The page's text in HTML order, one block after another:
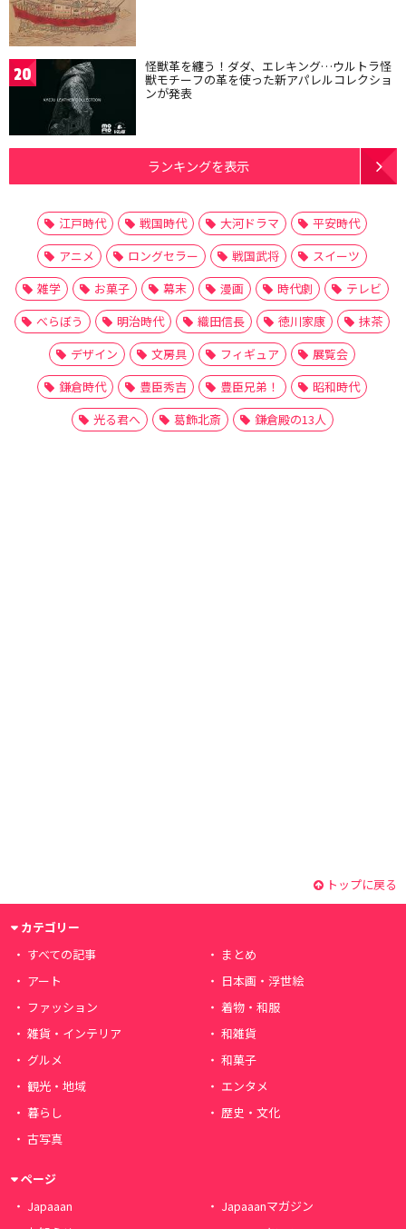
20 怪獣革を纏う！ダダ、エレキング…ウルトラ怪
獣モチーフの革を使った新アパレルコレクショ
ンが発表
ランキングを表示
江戸時代 戦国時代 大河ドラマ
平安時代
アニメ
ロングセラー 戦国武将
スイーツ
雑学
お菓子 幕末 漫画 時代劇
テレビ
べらぼう
明治時代 織田信長 徳川家康
抹茶
デザイン
文房具 フィギュア
展覧会
鎌倉時代
豊臣秀吉 豊臣兄弟！
昭和時代
光る君へ
葛飾北斎 鎌倉殿の13人
トップに戻る
カテゴリー
すべての記事
まとめ
アート
日本画・浮世絵
ファッション
着物・和服
雑貨・インテリア
和雑貨
グルメ
和菓子
観光・地域
エンタメ
暮らし
歴史・文化
古写真
ページ
Japaaan
Japaaanマガジン